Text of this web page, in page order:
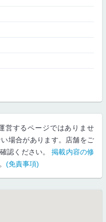
営するページではありませ
場合があります。店舗をご
認ください。掲載内容の修
(免責事項)